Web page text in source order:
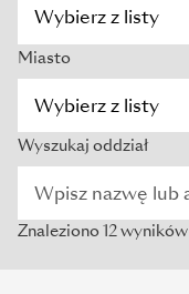
Wybierz z listy
Miasto
Wyszukaj oddział
Znaleziono 12 wyników